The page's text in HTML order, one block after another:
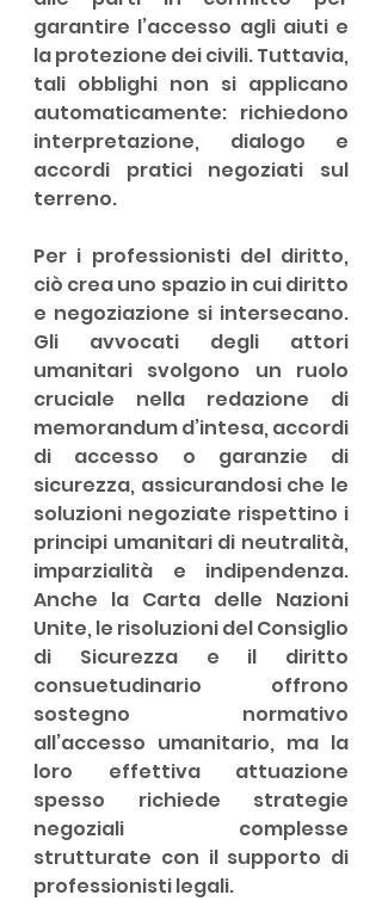
garantire l’accesso agli aiuti e
la protezione dei civili. Tuttavia,
tali obblighi non si applicano
automaticamente: richiedono
interpretazione, dialogo e
accordi pratici negoziati sul
terreno.
Per i professionisti del diritto,
ciò crea uno spazio in cui diritto
e negoziazione si intersecano.
Gli avvocati degli attori
umanitari svolgono un ruolo
cruciale nella redazione di
memorandum d’intesa, accordi
di accesso o garanzie di
sicurezza, assicurandosi che le
soluzioni negoziate rispettino i
principi umanitari di neutralità,
imparzialità e indipendenza.
Anche la Carta delle Nazioni
Unite, le risoluzioni del Consiglio
di Sicurezza e il diritto
consuetudinario offrono
sostegno normativo
all’accesso umanitario, ma la
loro effettiva attuazione
spesso richiede strategie
negoziali complesse
strutturate con il supporto di
professionisti legali.